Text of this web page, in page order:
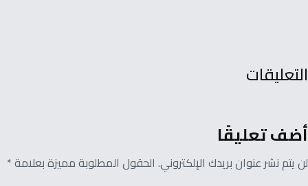
التعليقات
أضف تعليقًا
لن يتم نشر عنوان بريدك الإلكتروني. الحقول المطلوبة مميزة بعلامة *